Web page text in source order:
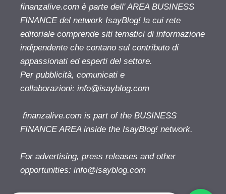
finanzalive.com è parte dell' AREA BUSINESS
FINANCE del network IsayBlog! la cui rete
editoriale comprende siti tematici di informazione
indipendente che contano sul contributo di
appassionati ed esperti del settore.
Per pubblicità, comunicati e
collaborazioni: info@isayblog.com
finanzalive.com is part of the BUSINESS
FINANCE AREA inside the IsayBlog! network.
For advertising, press releases and other
opportunities: info@isayblog.com